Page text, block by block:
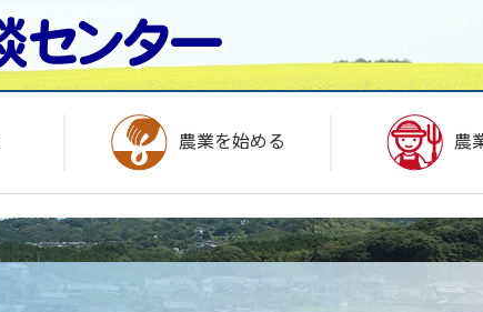
農業を始める 農